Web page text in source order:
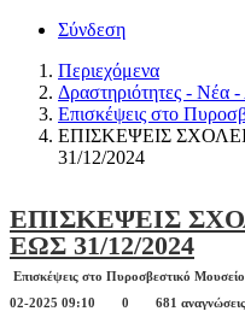
Σύνδεση
Περιεχόμενα
Δραστηριότητες - Νέα
Επισκέψεις στο
ΕΠΙΣΚΕΨΕΙΣ
31/12/2024
ΕΠΙΣΚΕΨΕΙΣ
ΕΩΣ 31/12/2024
Επισκέψεις στο Πυροσβεστικό
02-2025 09:10
0 681 αναγνώσεις